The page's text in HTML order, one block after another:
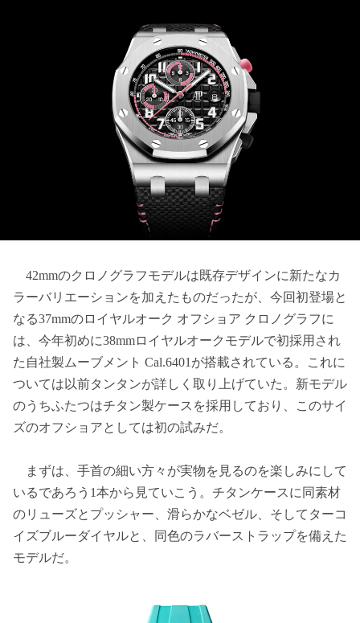
42mmのクロノグラフモデルは既存デザインに新たなカ
ラーバリエーションを加えたものだったが、今回初登場と
なる37mmのロイヤルオーク オフショア クロノグラフに
は、今年初めに38mmロイヤルオークモデルで初採用され
た自社製ムーブメント Cal.6401が搭載されている。これに
ついては以前タンタンが詳しく取り上げていた。新モデル
のうちふたつはチタン製ケースを採用しており、このサイ
ズのオフショアとしては初の試みだ。
まずは、手首の細い方々が実物を見るのを楽しみにして
いるであろう1本から見ていこう。チタンケースに同素材
のリューズとプッシャー、滑らかなベゼル、そしてターコ
イズブルーダイヤルと、同色のラバーストラップを備えた
モデルだ。